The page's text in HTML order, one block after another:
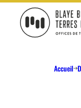
Accueil